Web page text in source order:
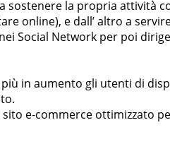
sostenere la propria
online), e dall’ altro a
Social Network per poi
in aumento gli utenti di
e-commerce ottimizzato